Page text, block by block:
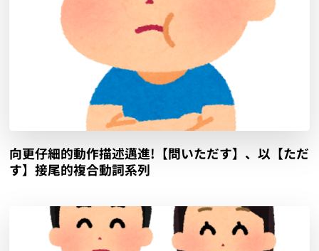
向更仔細的動作描述邁進!【問いただす】、以【ただ
す】接尾的複合動詞系列